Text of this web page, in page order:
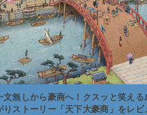
文無しから豪商へ！クスッと笑える
りストーリー「天下大豪商」をレビ